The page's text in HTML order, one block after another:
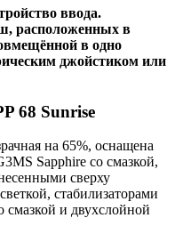
ввода.
расположенных в
в одно
джойстиком или
68 Sunrise
на 65%, оснащена
Sapphire со смазкой,
сверху
стабилизаторами
смазкой и двухслойной